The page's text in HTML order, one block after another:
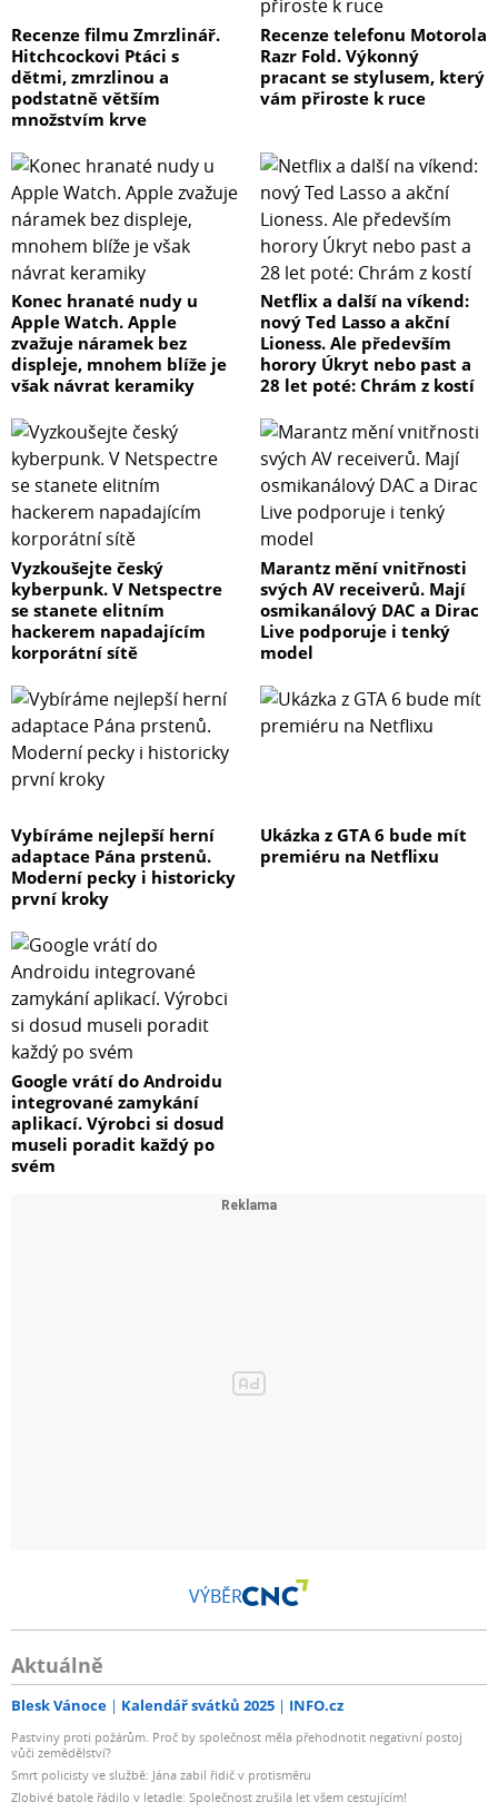
Recenze filmu Zmrzlinář.
Hitchcockovi Ptáci s
dětmi, zmrzlinou a
podstatně větším
množstvím krve
Recenze telefonu Motorola
Razr Fold. Výkonný
pracant se stylusem, který
vám přiroste k ruce
Konec hranaté nudy u
Apple Watch. Apple
zvažuje náramek bez
displeje, mnohem blíže je
však návrat keramiky
Netflix a další na víkend:
nový Ted Lasso a akční
Lioness. Ale především
horory Úkryt nebo past a
28 let poté: Chrám z kostí
Vyzkoušejte český
kyberpunk. V Netspectre
se stanete elitním
hackerem napadajícím
korporátní sítě
Marantz mění vnitřnosti
svých AV receiverů. Mají
osmikanálový DAC a Dirac
Live podporuje i tenký
model
Vybíráme nejlepší herní
adaptace Pána prstenů.
Moderní pecky i historicky
první kroky
Ukázka z GTA 6 bude mít
premiéru na Netflixu
Google vrátí do Androidu
integrované zamykání
aplikací. Výrobci si dosud
museli poradit každý po
svém
VÝBĚR
Aktuálně
Blesk Vánoce Kalendář svátků 2025 INFO.cz
Pastviny proti požárům. Proč by společnost měla přehodnotit negativní postoj
vůči zemědělství?
Smrt policisty ve službě: Jána zabil řidič v protisměru
Zlobivé batole řádilo v letadle: Společnost zrušila let všem cestujícím!